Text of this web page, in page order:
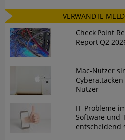
VERWANDTE
Check Point
Report Q2
Mac-Nutzer
Nutzer
IT-Probleme
Software und
entscheidend